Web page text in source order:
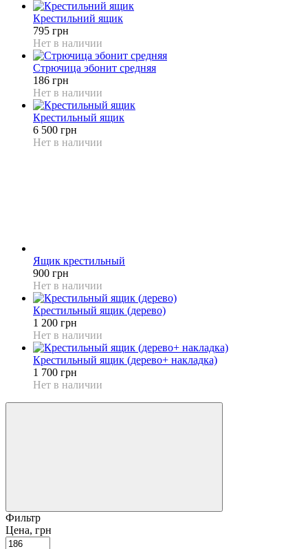
Крестильний ящик
795 грн
Нет в наличии
Стрючица эбонит средняя
186 грн
Нет в наличии
Крестильный ящик
6 500 грн
Нет в наличии
Ящик крестильный
900 грн
Нет в наличии
Крестильный ящик (дерево)
1 200 грн
Нет в наличии
Крестильный ящик (дерево+ накладка)
1 700 грн
Нет в наличии
Фильтр
Цена, грн